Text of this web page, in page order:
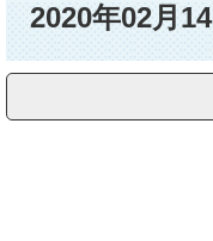
2020年02月14